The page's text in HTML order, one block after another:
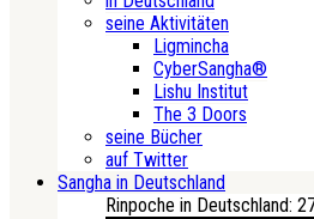
seine Aktivitäten
Ligmincha
CyberSangha®
Lishu Institut
The 3 Doors
seine Bücher
auf Twitter
Sangha in Deutschland
Rinpoche in Deutschland: